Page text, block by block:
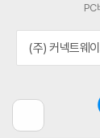
전
PC
(주) 커넥트웨